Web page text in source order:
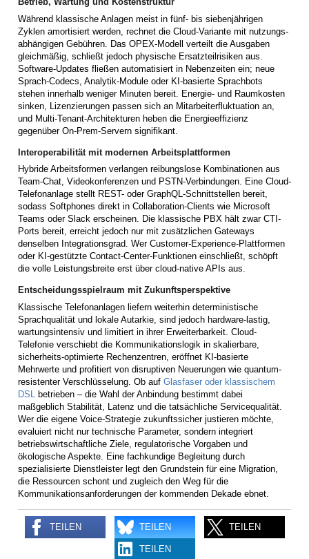
Während klassische Anlagen meist in fünf- bis siebenjährigen
Zyklen amortisiert werden, rechnet die Cloud-Variante mit nutzungs-
abhängigen Gebühren. Das OPEX-Modell verteilt die Ausgaben
gleichmäßig, schließt jedoch physische Ersatzteilrisiken aus.
Software-Updates fließen automatisiert in Nebenzeiten ein; neue
Sprach-Codecs, Analytik-Module oder KI-basierte Sprachbots
stehen innerhalb weniger Minuten bereit. Energie- und Raumkosten
sinken, Lizenzierungen passen sich an Mitarbeiterfluktuation an,
und Multi-Tenant-Architekturen heben die Energieeffizienz
gegenüber On-Prem-Servern signifikant.
Interoperabilität mit modernen Arbeitsplattformen
Hybride Arbeitsformen verlangen reibungslose Kombinationen aus
Team-Chat, Videokonferenzen und PSTN-Verbindungen. Eine Cloud-
Telefonanlage stellt REST- oder GraphQL-Schnittstellen bereit,
sodass Softphones direkt in Collaboration-Clients wie Microsoft
Teams oder Slack erscheinen. Die klassische PBX hält zwar CTI-
Ports bereit, erreicht jedoch nur mit zusätzlichen Gateways
denselben Integrationsgrad. Wer Customer-Experience-Plattformen
oder KI-gestützte Contact-Center-Funktionen einschließt, schöpft
die volle Leistungsbreite erst über cloud-native APIs aus.
Entscheidungsspielraum mit Zukunftsperspektive
Klassische Telefonanlagen liefern weiterhin deterministische
Sprachqualität und lokale Autarkie, sind jedoch hardware-lastig,
wartungsintensiv und limitiert in ihrer Erweiterbarkeit. Cloud-
Telefonie verschiebt die Kommunikationslogik in skalierbare,
sicherheits-optimierte Rechenzentren, eröffnet KI-basierte
Mehrwerte und profitiert von disruptiven Neuerungen wie quantum-
resistenter Verschlüsselung. Ob auf Glasfaser oder klassischem
DSL betrieben – die Wahl der Anbindung bestimmt dabei
maßgeblich Stabilität, Latenz und die tatsächliche Servicequalität.
Wer die eigene Voice-Strategie zukunfts­sicher justieren möchte,
evaluiert nicht nur technische Parameter, sondern integriert
betriebswirtschaftliche Ziele, regulatorische Vorgaben und
ökologische Aspekte. Eine fachkundige Begleitung durch
spezialisierte Dienstleister legt den Grundstein für eine Migration,
die Ressourcen schont und zugleich den Weg für die
Kommunikations­anforderungen der kommenden Dekade ebnet.
TEILEN TEILEN TEILEN
TEILEN